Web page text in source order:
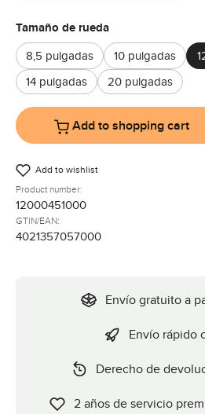
Select
Tamaño de rueda
8,5 pulgadas 10 pulgadas
14 pulgadas
20 pulgadas
Add to shopping cart
Add to wishlist
Product number:
12000451000
GTIN/EAN:
4021357057000
Envío gratuito a
Envío rápido
Derecho de
2 años de servicio